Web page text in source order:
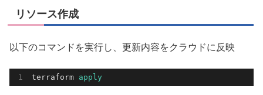
リソース作成
以下のコマンドを実行し、更新内容をクラウドに反映
terraform apply